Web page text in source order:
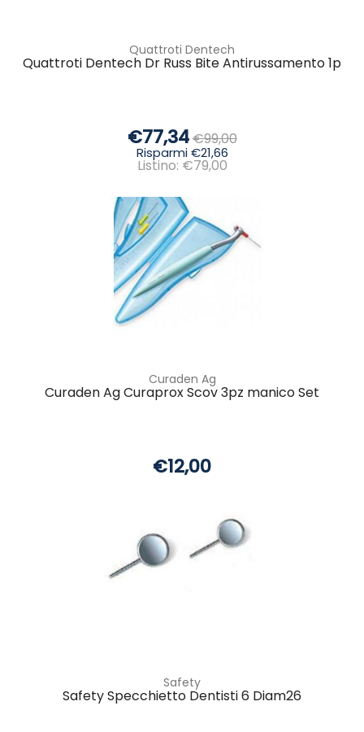
Quattroti Dentech
Quattroti Dentech Dr Russ Bite Antirussamento 1p
€77,34€99,00
Risparmi €21,66
Listino: €79,00
Curaden Ag
Curaden Ag Curaprox Scov 3pz manico Set
€12,00
Safety
Safety Specchietto Dentisti 6 Diam26